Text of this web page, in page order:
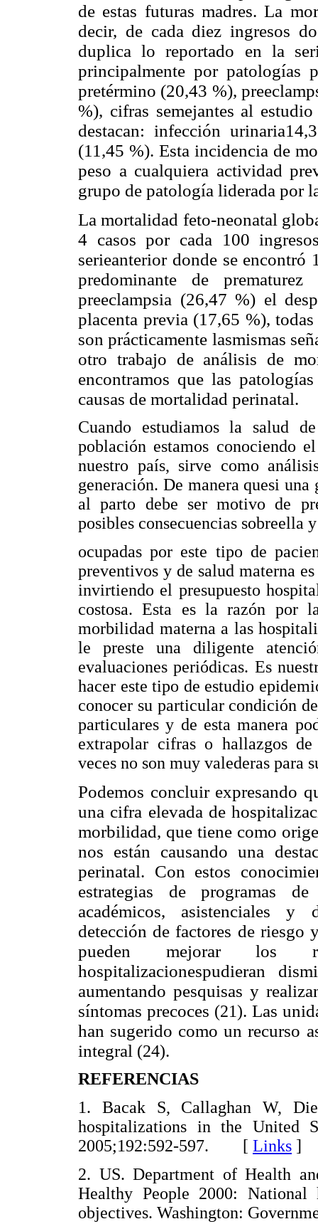
de estas futuras madres. La
decir, de cada diez ingresos
duplica lo reportado en la
principalmente por patologías
pretérmino (20,43 %),
%), cifras semejantes al
destacan: infección
(11,45 %). Esta incidencia de
peso a cualquiera actividad
grupo de patología liderada por
La mortalidad feto-neonatal
4 casos por cada 100
serieanterior donde se encontró
predominante de
preeclampsia (26,47 %) el
placenta previa (17,65 %),
son prácticamente lasmismas
otro trabajo de análisis de
encontramos que las
causas de mortalidad perinatal.
Cuando estudiamos la salud
población estamos conociendo
nuestro país, sirve como
generación. De manera quesi
al parto debe ser motivo de
posibles consecuencias sobreella
ocupadas por este tipo de
preventivos y de salud materna
invirtiendo el presupuesto
costosa. Esta es la razón por
morbilidad materna a las
le preste una diligente
evaluaciones periódicas. Es
hacer este tipo de estudio
conocer su particular condición
particulares y de esta manera
extrapolar cifras o hallazgos
veces no son muy valederas para
Podemos concluir expresando
una cifra elevada de
morbilidad, que tiene como
nos están causando una
perinatal. Con estos
estrategias de programas
académicos, asistenciales y
detección de factores de riesgo
pueden mejorar los
hospitalizacionespudieran
aumentando pesquisas y
síntomas precoces (21). Las
han sugerido como un recurso
integral (24).
REFERENCIAS
1. Bacak S, Callaghan W,
hospitalizations in the United
2005;192:592-597. [ Links ]
2. US. Department of Health
Healthy People 2000: National
objectives. Washington: